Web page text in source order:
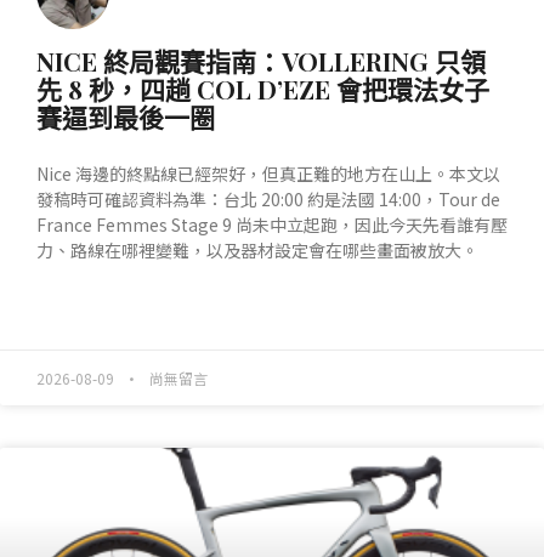
NICE 終局觀賽指南：VOLLERING 只領
先 8 秒，四趟 COL D’EZE 會把環法女子
賽逼到最後一圈
Nice 海邊的終點線已經架好，但真正難的地方在山上。本文以
發稿時可確認資料為準：台北 20:00 約是法國 14:00，Tour de
France Femmes Stage 9 尚未中立起跑，因此今天先看誰有壓
力、路線在哪裡變難，以及器材設定會在哪些畫面被放大。
2026-08-09 尚無留言